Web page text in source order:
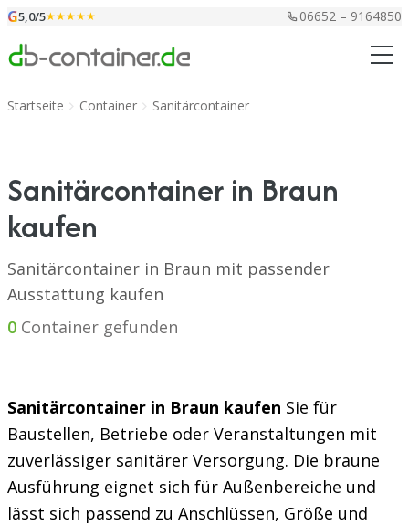
Zum Inhalt springen
G5,0/5★★★★★ 06652 – 9164850
Startseite Container Sanitärcontainer
Sanitärcontainer in Braun
kaufen
Sanitärcontainer in Braun mit passender
Ausstattung kaufen
0 Container gefunden
Sanitärcontainer in Braun kaufen Sie für
Baustellen, Betriebe oder Veranstaltungen mit
zuverlässiger sanitärer Versorgung. Die braune
Ausführung eignet sich für Außenbereiche und
lässt sich passend zu Anschlüssen, Größe und